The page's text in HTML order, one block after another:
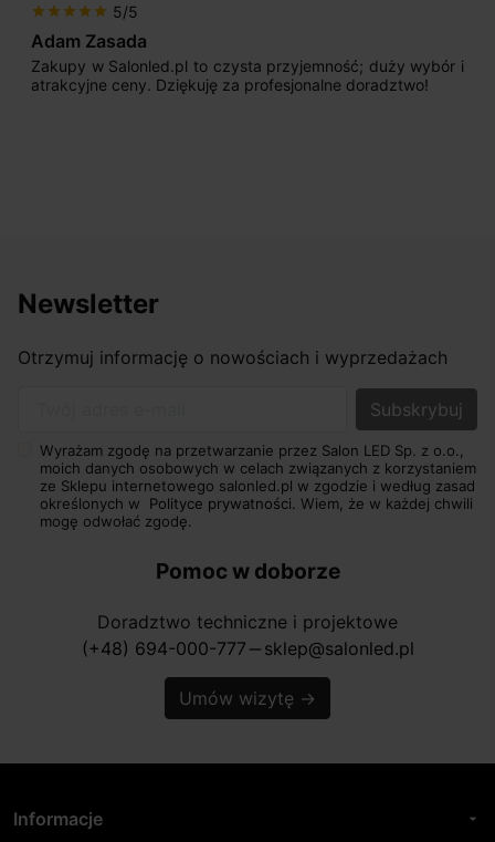
star star star star star 5/5
Adam Zasada
Zakupy w Salonled.pl to czysta przyjemność; duży wybór i
atrakcyjne ceny. Dziękuję za profesjonalne doradztwo!
Newsletter
Otrzymuj informację o nowościach i wyprzedażach
Wyrażam zgodę na przetwarzanie przez Salon LED Sp. z o.o.,
moich danych osobowych w celach związanych z korzystaniem
ze Sklepu internetowego salonled.pl w zgodzie i według zasad
określonych w Polityce prywatności. Wiem, że w każdej chwili
mogę odwołać zgodę.
Pomoc w doborze
Doradztwo techniczne i projektowe
(+48) 694-000-777 horizontal_rule sklep@salonled.pl
Umów wizytę →
Informacje arrow_drop_down